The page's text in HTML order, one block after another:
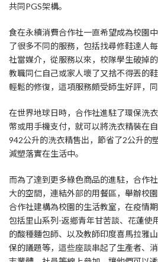
共同PGS架構。
食在永續消費合作社一直希望成為校園
了很多不同的服務，包括找尋修鞋達人
社當媒介，從服務以來，校隊學生破掉
教職同仁自己或家人壞了又捨不得丟的
輕鬆的修復，這項服務頗受師生好評，
在世界地球日時，合作社進駐了環保洗
幣或用手機支付，就可以將洗衣精裝在
942公升的洗衣精售出，節省了2公升的
減塑落實在生活中。
而為了達到更多綠色商品的進駐，合作
大的空間，連結外部的用餐區，舉辦校
合作社建構為校園的生活教室，在疫情
包括里山系列-返鄉青年甘苦談、花蓮使
的酸種麵包師、以及教師印度喜馬拉雅
保的議題等，這些座談串起了生產者、